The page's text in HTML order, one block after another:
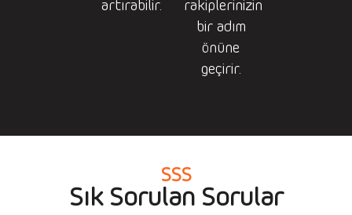
artırabilir.
rakiplerinizin
bir adım
önüne
geçirir.
SSS
Sık Sorulan Sorular